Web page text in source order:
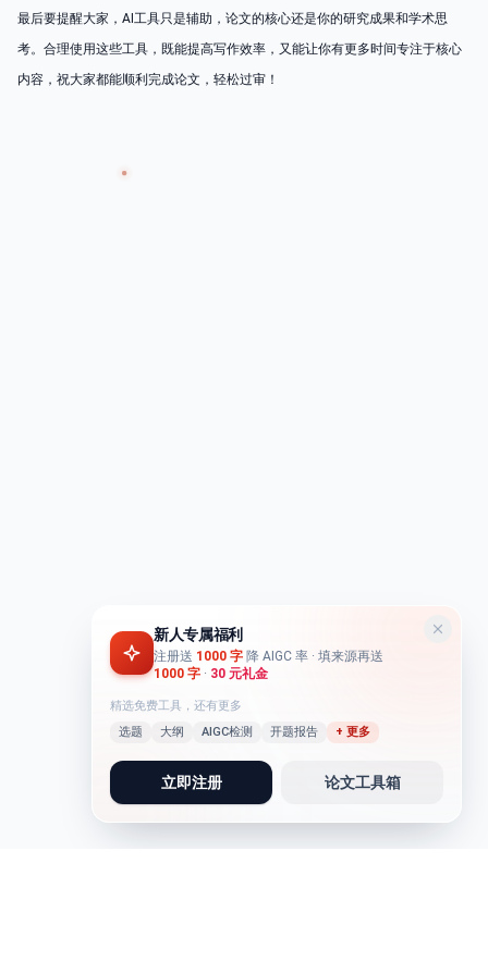
最后要提醒大家，AI工具只是辅助，论文的核心还是你的研究成果和学术思
考。合理使用这些工具，既能提高写作效率，又能让你有更多时间专注于核心
内容，祝大家都能顺利完成论文，轻松过审！
新人专属福利
注册送 1000 字 降 AIGC 率 · 填来源再送
1000 字 · 30 元礼金
精选免费工具，还有更多
选题
大纲 AIGC检测 开题报告 + 更多
立即注册 论文工具箱